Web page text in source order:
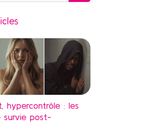
hypercontrôle : les
survie post-